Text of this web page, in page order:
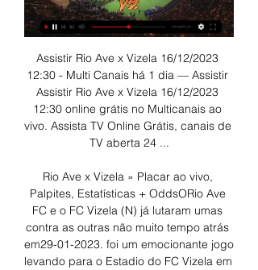
Assistir Rio Ave x Vizela 16/12/2023
12:30 - Multi Canais há 1 dia — Assistir
Assistir Rio Ave x Vizela 16/12/2023
12:30 online grátis no Multicanais ao
vivo. Assista TV Online Grátis, canais de
TV aberta 24 ...
Rio Ave x Vizela » Placar ao vivo,
Palpites, Estatísticas + OddsORio Ave
FC e o FC Vizela (N) já lutaram umas
contra as outras não muito tempo atrás
em29-01-2023. foi um emocionante jogo
levando para o Estadio do FC Vizela em